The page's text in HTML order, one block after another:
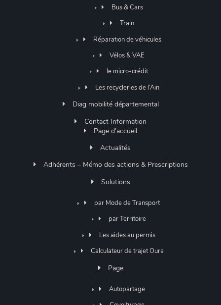
Bus & Cars
Train
Réparation de véhicules
Vélos & VAE
le micro-crédit
Les recycleries de l’Ain
Diag mobilité départemental
Contact Information
Page d’accueil
Actualités
Adhérents – Mémo des actions & Prescriptions
Solutions
par Mode de Transport
par Territoire
Les aides au permis
Calculateur de trajet Oura
Page
Autopartage